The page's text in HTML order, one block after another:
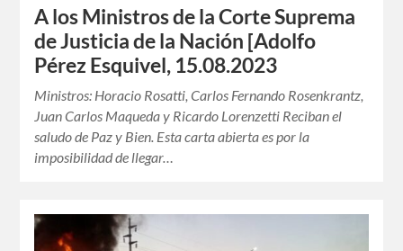
A los Ministros de la Corte Suprema
de Justicia de la Nación [Adolfo
Pérez Esquivel, 15.08.2023
Ministros: Horacio Rosatti, Carlos Fernando Rosenkrantz,
Juan Carlos Maqueda y Ricardo Lorenzetti Reciban el
saludo de Paz y Bien. Esta carta abierta es por la
imposibilidad de llegar…